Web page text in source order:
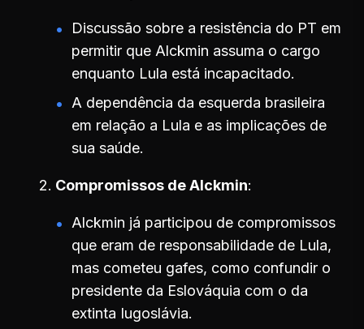
Discussão sobre a resistência do PT em
permitir que Alckmin assuma o cargo
enquanto Lula está incapacitado.
A dependência da esquerda brasileira
em relação a Lula e as implicações de
sua saúde.
Compromissos de Alckmin
Alckmin já participou de compromissos
que eram de responsabilidade de Lula,
mas cometeu gafes, como confundir o
presidente da Eslováquia com o da
extinta Iugoslávia.